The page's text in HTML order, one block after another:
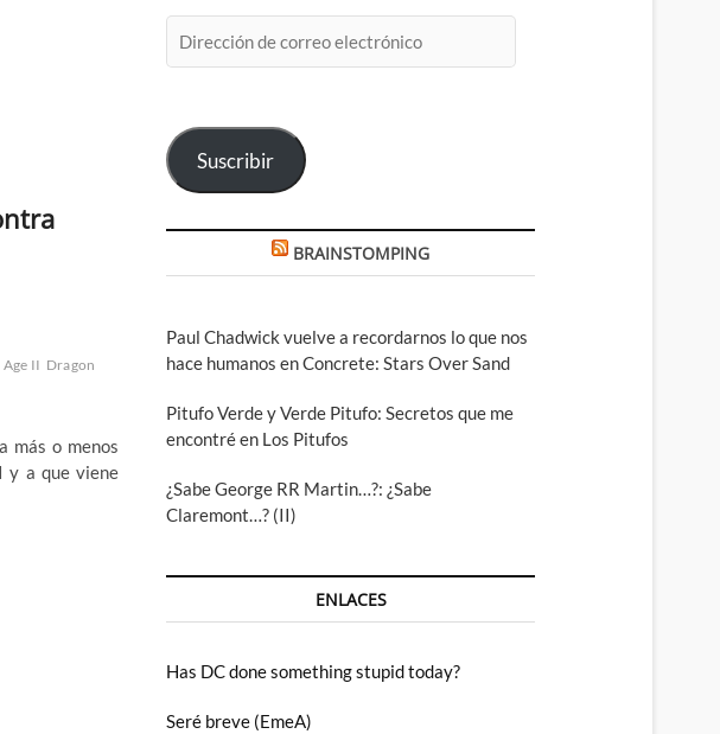
II Dragon
más o menos
y a que viene
de
Suscribir
BRAINSTOMPING
Paul Chadwick vuelve a recordarnos lo que nos
hace humanos en Concrete: Stars Over Sand
Pitufo Verde y Verde Pitufo: Secretos que me
encontré en Los Pitufos
¿Sabe George RR Martin…?: ¿Sabe
Claremont…? (II)
ENLACES
Has DC done something stupid today?
Seré breve (EmeA)